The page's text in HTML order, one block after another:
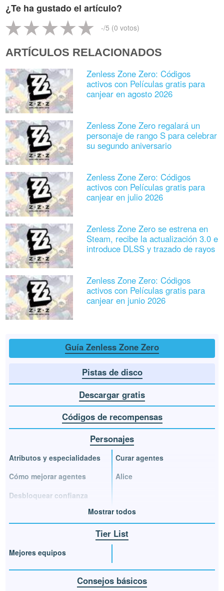
¿Te ha gustado el artículo?
-/5 (0 votos)
ARTÍCULOS RELACIONADOS
Zenless Zone Zero: Códigos
activos con Películas gratis para
canjear en agosto 2026
Zenless Zone Zero regalará un
personaje de rango S para celebrar
su segundo aniversario
Zenless Zone Zero: Códigos
activos con Películas gratis para
canjear en julio 2026
Zenless Zone Zero se estrena en
Steam, recibe la actualización 3.0 e
introduce DLSS y trazado de rayos
Zenless Zone Zero: Códigos
activos con Películas gratis para
canjear en junio 2026
Guía Zenless Zone Zero
Pistas de disco
Descargar gratis
Códigos de recompensas
Personajes
Atributos y especialidades
Cómo mejorar agentes
Desbloquear confianza
Curar agentes
Alice
Mostrar todos
Tier List
Mejores equipos
Consejos básicos